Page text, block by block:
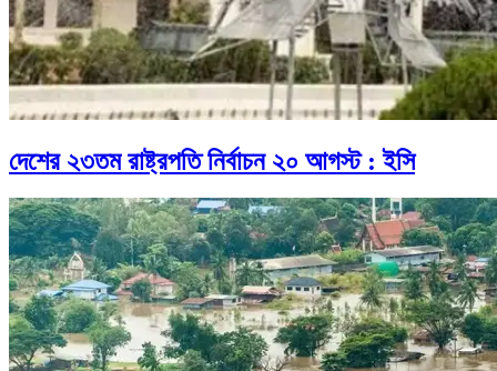
দেশের ২৩তম রাষ্ট্রপতি নির্বাচন ২০ আগস্ট : ইসি